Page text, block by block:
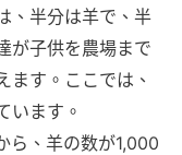
、半分は羊で、半
が子供を農場まで
ます。ここでは、
います。
ら、羊の数が1,000